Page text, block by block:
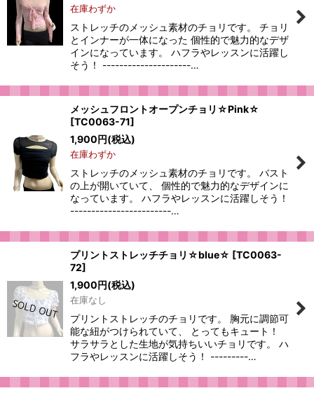
在庫わずか
ストレッチのメッシュ素材のチョリです。 チョリ
とインナーが一体になった 個性的で魅力的なデザ
インになっています。 ハフラやレッスンに活躍し
そう！ ---------------------…
メッシュフロントオープンチョリ☆Pink☆
[TC0063-71]
1,900円(税込)
在庫わずか
ストレッチのメッシュ素材のチョリです。 バスト
の上が開いていて、 個性的で魅力的なデザインに
なっています。 ハフラやレッスンに活躍しそう！
------------------------…
プリントストレッチチョリ☆blue☆ [TC0063-
72]
1,900円(税込)
在庫なし
プリントストレッチのチョリです。 胸元に調節可
能な紐がつけられていて、 とってもキュート！
サラサラとした生地が気持ちいいチョリです。 ハ
フラやレッスンに活躍しそう！ ---------…